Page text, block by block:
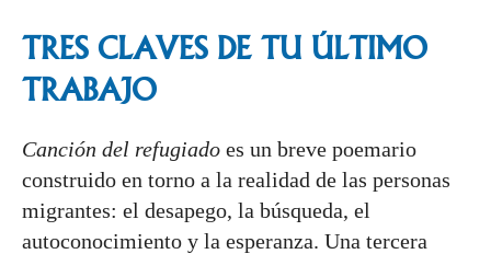
TRES CLAVES DE TU ÚLTIMO
TRABAJO
Canción del refugiado es un breve poemario
construido en torno a la realidad de las personas
migrantes: el desapego, la búsqueda, el
autoconocimiento y la esperanza. Una tercera